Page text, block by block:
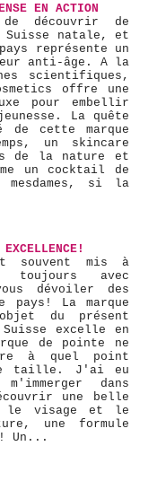
EN ACTION
découvrir de
Suisse natale, et
représente un
anti-âge. A la
scientifiques,
offre une
pour embellir
La quête
cette marque
un skincare
de la nature et
un cocktail de
si la
souvent mis à
avec
dévoiler des
pays! La marque
du présent
excelle en
de pointe ne
à quel point
taille. J'ai eu
dans
une belle
le visage et le
une formule
Un...